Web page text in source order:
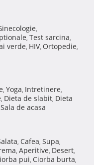
,
, Test sarcina,
verde, HIV, Ortopedie,
, Yoga, Intretinere,
, Dieta de slabit, Dieta
Sala de acasa
, Cafea, Supa,
, Aperitive, Desert,
pui, Ciorba burta,